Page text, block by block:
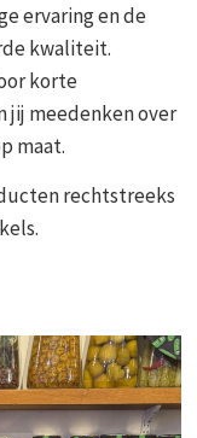
ervaring en de
kwaliteit.
korte
jij meedenken over
maat.
rechtstreeks